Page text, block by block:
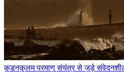
कुडनकुलम परमाणु संयंत्र से जुड़े